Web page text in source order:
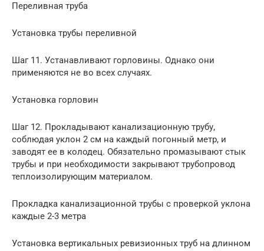
Переливная труба
Установка трубы переливной
Шаг 11. Устанавливают горловины. Однако они
применяются не во всех случаях.
Установка горловин
Шаг 12. Прокладывают канализационную трубу,
соблюдая уклон 2 см на каждый погонный метр, и
заводят ее в колодец. Обязательно промазывают стык
трубы и при необходимости закрывают трубопровод
теплоизолирующим материалом.
Прокладка канализационной трубы с проверкой уклона
каждые 2-3 метра
Установка вертикальных ревизионных труб на длинном